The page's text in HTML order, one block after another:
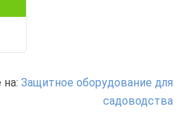
Защитное оборудование для
садоводства